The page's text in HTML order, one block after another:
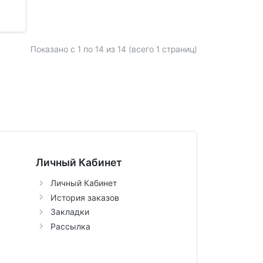
Показано с 1 по 14 из 14 (всего 1 страниц)
Личный Кабинет
Личный Кабинет
История заказов
Закладки
Рассылка